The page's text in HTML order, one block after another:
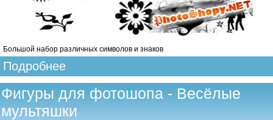
Большой набор различных символов и знаков
Подробнее
Фигуры для фотошопа - Весёлые
мультяшки